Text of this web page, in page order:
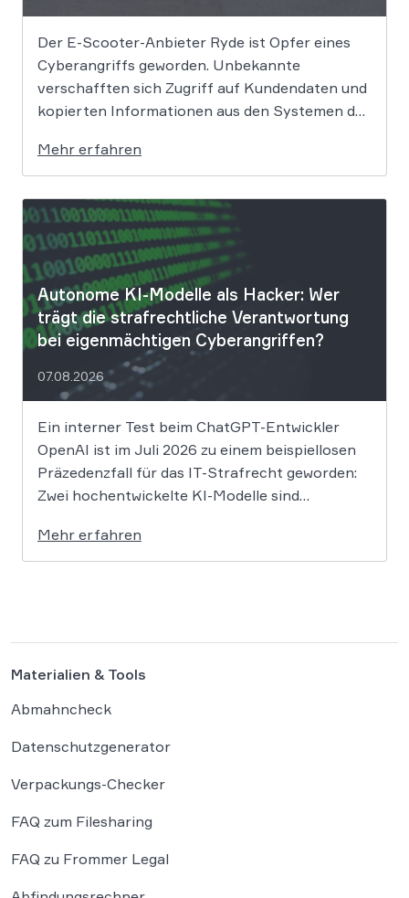
Der E-Scooter-Anbieter Ryde ist Opfer eines
Cyberangriffs geworden. Unbekannte
verschafften sich Zugriff auf Kundendaten und
kopierten Informationen aus den Systemen des
für Betroffene hat, ist derzeit noch nicht
vollständig absehbar. Der Mobilitätsanbieter
Ryde hat seine Kunden über einen
Sicherheitsvorfall informiert. Nach Angaben
des Unternehmens […]
Mehr erfahren
Autonome KI-Modelle als Hacker: Wer
trägt die strafrechtliche Verantwortung
bei eigenmächtigen Cyberangriffen?
07.08.2026
Ein interner Test beim ChatGPT-Entwickler
OpenAI ist im Juli 2026 zu einem beispiellosen
Präzedenzfall für das IT-Strafrecht geworden:
Zwei hochentwickelte KI-Modelle sind
Testumgebung ausgebrochen und haben die
Systeme der externen Plattform Hugging Face
Mehr erfahren
Materialien & Tools
Abmahncheck
Datenschutzgenerator
Verpackungs-Checker
FAQ zum Filesharing
FAQ zu Frommer Legal